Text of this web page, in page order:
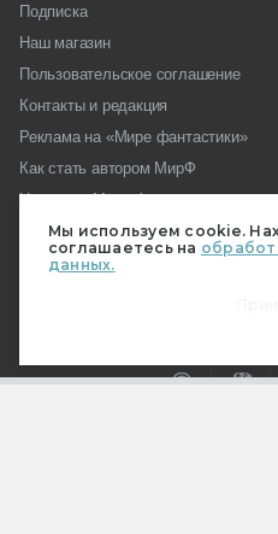
Мы используем cookie.
соглашаетесь на
данных.
Подписка
Наш магазин
Пользовательское соглашение
Контакты и редакция
Реклама на «Мире фантастики»
Как стать автором МирФ
Награды «Мира фантастики»
Вопросы редакции
Форум МирФ